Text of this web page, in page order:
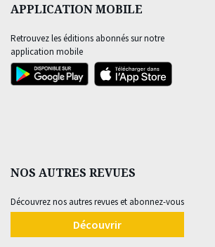
APPLICATION MOBILE
Retrouvez les éditions abonnés sur notre
application mobile
NOS AUTRES REVUES
Découvrez nos autres revues et abonnez-vous
Découvrir